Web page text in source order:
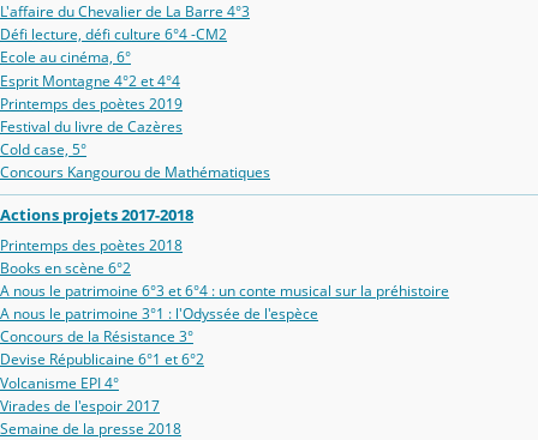
L'affaire du Chevalier de La Barre 4°3
Défi lecture, défi culture 6°4 -CM2
Ecole au cinéma, 6°
Esprit Montagne 4°2 et 4°4
Printemps des poètes 2019
Festival du livre de Cazères
Cold case, 5°
Concours Kangourou de Mathématiques
Actions projets 2017-2018
Printemps des poètes 2018
Books en scène 6°2
A nous le patrimoine 6°3 et 6°4 : un conte musical sur la préhistoire
A nous le patrimoine 3°1 : l'Odyssée de l'espèce
Concours de la Résistance 3°
Devise Républicaine 6°1 et 6°2
Volcanisme EPI 4°
Virades de l'espoir 2017
Semaine de la presse 2018